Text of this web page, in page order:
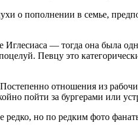
о пополнении в семье,
— тогда она была
Певцу это
отношения из
пойти за бургерами или
но по редким фото